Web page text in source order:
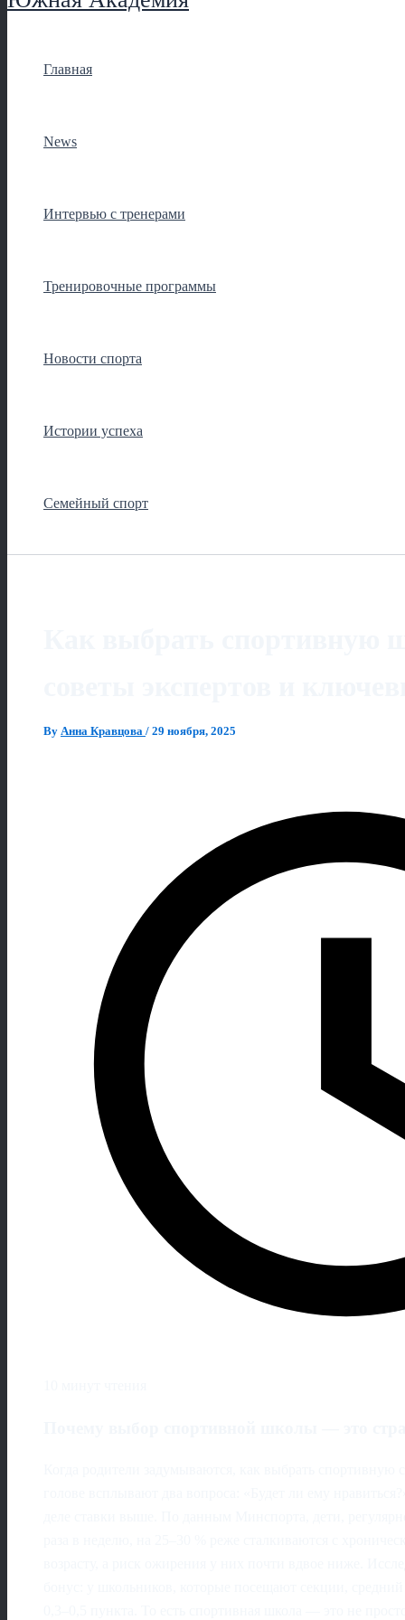
Главная
News
Интервью с тренерами
Тренировочные программы
Новости спорта
Истории успеха
Семейный спорт
By Анна Кравцова / 29 ноября, 2025